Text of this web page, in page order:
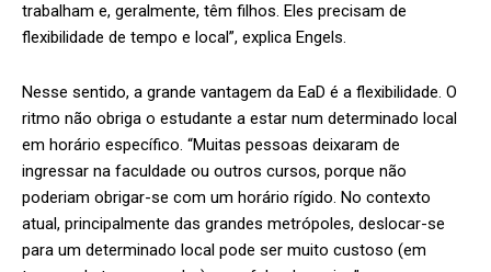
trabalham e, geralmente, têm filhos. Eles precisam de
flexibilidade de tempo e local”, explica Engels.
Nesse sentido, a grande vantagem da EaD é a flexibilidade. O
ritmo não obriga o estudante a estar num determinado local
em horário específico. “Muitas pessoas deixaram de
ingressar na faculdade ou outros cursos, porque não
poderiam obrigar-se com um horário rígido. No contexto
atual, principalmente das grandes metrópoles, deslocar-se
para um determinado local pode ser muito custoso (em